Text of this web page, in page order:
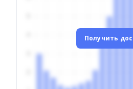
Получить